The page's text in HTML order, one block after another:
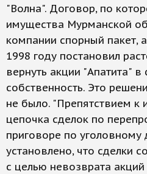
"Волна". Договор, по
имущества Мурманской
компании спорный пакет,
1998 году постановил
вернуть акции "Апатита"
собственность. Это
не было. "Препятствием к
цепочка сделок по
приговоре по уголовному
установлено, что сделки
с целью невозврата акций